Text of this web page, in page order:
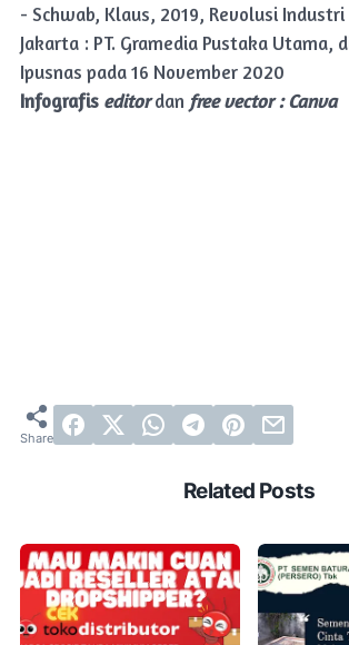
- Schwab, Klaus, 2019, Revolusi Industri
Jakarta : PT. Gramedia Pustaka Utama,
Ipusnas pada 16 November 2020
Infografis editordan free vector : Canva
Related Posts